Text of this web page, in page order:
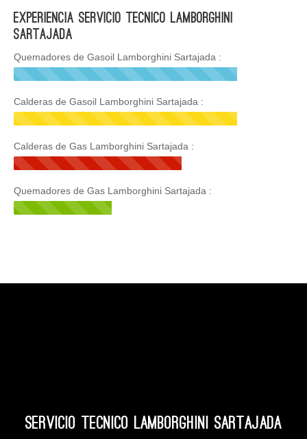
Experiencia Servicio Tecnico Lamborghini
Sartajada
Quemadores de Gasoil Lamborghini Sartajada :
Calderas de Gasoil Lamborghini Sartajada :
Calderas de Gas Lamborghini Sartajada :
Quemadores de Gas Lamborghini Sartajada :
Servicio Tecnico Lamborghini Sartajada